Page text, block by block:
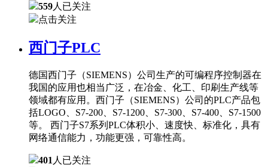
559人已关注
点击关注
西门子PLC
德国西门子（SIEMENS）公司生产的可编程序控制器在
我国的应用也相当广泛，在冶金、化工、印刷生产线等
领域都有应用。西门子（SIEMENS）公司的PLC产品包
括LOGO、S7-200、S7-1200、S7-300、S7-400、S7-1500
等。 西门子S7系列PLC体积小、速度快、标准化，具有
网络通信能力，功能更强，可靠性高。
401 人已关注